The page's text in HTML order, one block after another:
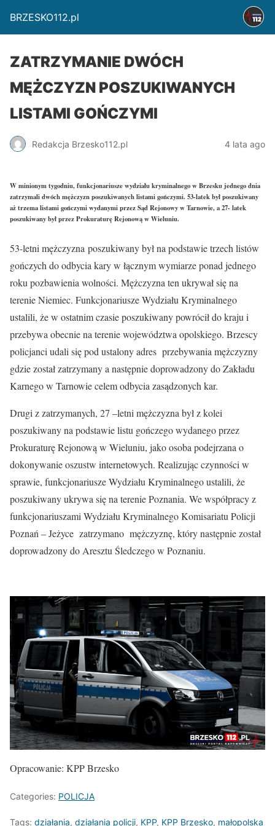
BRZESKO112.pl
ZATRZYMANIE DWÓCH
MĘŻCZYZN POSZUKIWANYCH
LISTAMI GOŃCZYMI
Redakcja Brzesko112.pl 4 lata ago
W minionym tygodniu, funkcjonariusze wydziału kryminalnego w Brzesku jednego dnia
zatrzymali dwóch mężczyzn poszukiwanych listami gończymi. 53-latek był poszukiwany
aż trzema listami gończymi wydanymi przez Sąd Rejonowy w Tarnowie, a 27- latek
poszukiwany był przez Prokuraturę Rejonową w Wieluniu.
53-letni mężczyzna poszukiwany był na podstawie trzech listów
gończych do odbycia kary w łącznym wymiarze ponad jednego
roku pozbawienia wolności. Mężczyzna ten ukrywał się na
terenie Niemiec. Funkcjonariusze Wydziału Kryminalnego
ustalili, że w ostatnim czasie poszukiwany powrócił do kraju i
przebywa obecnie na terenie województwa opolskiego. Brzescy
policjanci udali się pod ustalony adres przebywania mężczyzny
gdzie został zatrzymany a następnie doprowadzony do Zakładu
Karnego w Tarnowie celem odbycia zasądzonych kar.
Drugi z zatrzymanych, 27 –letni mężczyzna był z kolei
poszukiwany na podstawie listu gończego wydanego przez
Prokuraturę Rejonową w Wieluniu, jako osoba podejrzana o
dokonywanie oszustw internetowych. Realizując czynności w
sprawie, funkcjonariusze Wydziału Kryminalnego ustalili, że
poszukiwany ukrywa się na terenie Poznania. We współpracy z
funkcjonariuszami Wydziału Kryminalnego Komisariatu Policji
Poznań – Jeżyce zatrzymano mężczyznę, który następnie został
doprowadzony do Aresztu Śledczego w Poznaniu.
Opracowanie: KPP Brzesko
Categories: POLICJA
Tags: działania, działania policji, KPP, KPP Brzesko, małopolska